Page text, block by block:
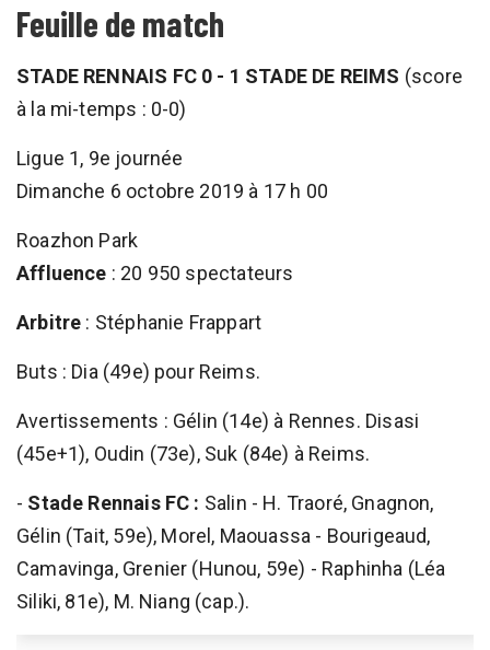
Feuille de match
STADE RENNAIS FC 0 - 1 STADE DE REIMS (score
à la mi-temps : 0-0)
Ligue 1, 9e journée
Dimanche 6 octobre 2019 à 17 h 00
Roazhon Park
Affluence : 20 950 spectateurs
Arbitre : Stéphanie Frappart
Buts : Dia (49e) pour Reims.
Avertissements : Gélin (14e) à Rennes. Disasi
(45e+1), Oudin (73e), Suk (84e) à Reims.
- Stade Rennais FC : Salin - H. Traoré, Gnagnon,
Gélin (Tait, 59e), Morel, Maouassa - Bourigeaud,
Camavinga, Grenier (Hunou, 59e) - Raphinha (Léa
Siliki, 81e), M. Niang (cap.).